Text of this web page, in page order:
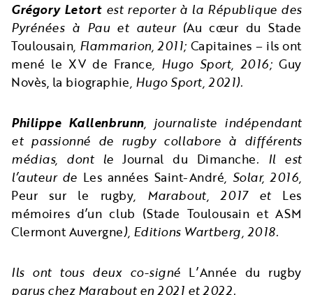
Grégory Letort est reporter à la République des
Pyrénées à Pau et auteur (Au cœur du Stade
Toulousain, Flammarion, 2011; Capitaines – ils ont
mené le XV de France, Hugo Sport, 2016;Guy
Novès, la biographie, Hugo Sport, 2021).
Philippe Kallenbrunn, journaliste indépendant
et passionné de rugby collabore à différents
médias, dont leJournal du Dimanche. Il est
l’auteur de Les années Saint-André, Solar, 2016,
Peur sur le rugby, Marabout, 2017 et Les
mémoires d’un club (Stade Toulousain et ASM
Clermont Auvergne), Editions Wartberg, 2018.
Ils ont tous deux co-signé L’Année du rugby
parus chez Marabout en 2021 et 2022.